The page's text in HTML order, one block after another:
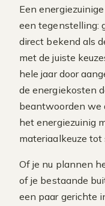
Een
een tegenstelling:
direct bekend als
met de juiste
hele jaar door
de energiekosten
beantwoorden we
het energiezuinig
materiaalkeuze
Of je nu plannen
of je bestaande
een paar gerichte